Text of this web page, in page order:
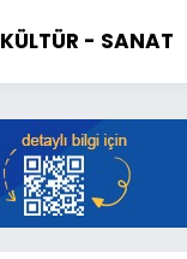
KÜLTÜR - SANAT